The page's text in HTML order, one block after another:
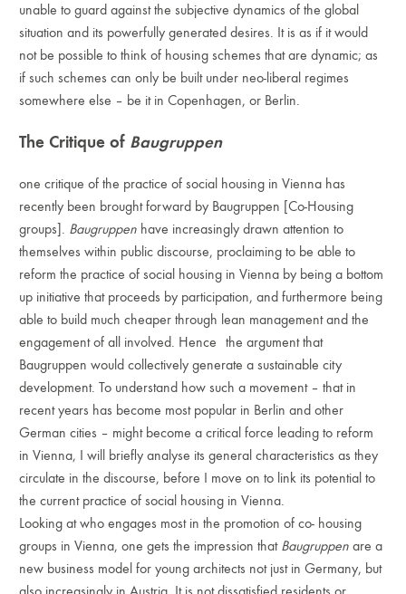
unable to guard against the subjective dynamics of the global
situation and its powerfully generated desires. It is as if it would
not be possible to think of housing schemes that are dynamic; as
if such schemes can only be built under neo-liberal regimes
somewhere else – be it in Copenhagen, or Berlin.
The Critique of Baugruppen
one critique of the practice of social housing in Vienna has
recently been brought forward by Baugruppen [Co-Housing
groups]. Baugruppen have increasingly drawn attention to
themselves within public discourse, proclaiming to be able to
reform the practice of social housing in Vienna by being a bottom
up initiative that proceeds by participation, and furthermore being
able to build much cheaper through lean management and the
engagement of all involved. Hence the argument that
Baugruppen would collectively generate a sustainable city
development. To understand how such a movement – that in
recent years has become most popular in Berlin and other
German cities – might become a critical force leading to reform
in Vienna, I will briefly analyse its general characteristics as they
circulate in the discourse, before I move on to link its potential to
the current practice of social housing in Vienna.
Looking at who engages most in the promotion of co- housing
groups in Vienna, one gets the impression that Baugruppen are a
new business model for young architects not just in Germany, but
also increasingly in Austria. It is not dissatisfied residents or